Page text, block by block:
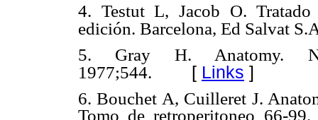
4. Testut L, Jacob O.
edición. Barcelona, Ed Salvat
5. Gray H. Anatomy.
1977;544. [ Links ]
6. Bouchet A, Cuilleret J.
Tomo de retroperitoneo 66-